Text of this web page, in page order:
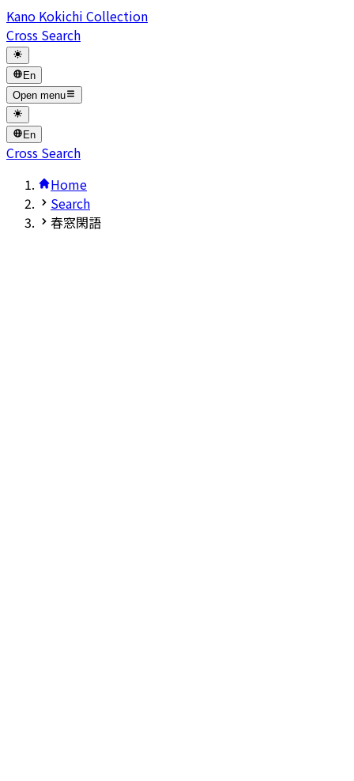
Kano Kokichi Collection
Cross Search
En
Open menu
En
Cross Search
Home
Search
春窓閑語